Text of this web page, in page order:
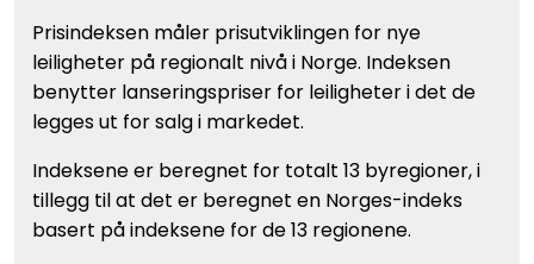
Prisindeksen måler prisutviklingen for nye
leiligheter på regionalt nivå i Norge. Indeksen
benytter lanseringspriser for leiligheter i det de
legges ut for salg i markedet.
Indeksene er beregnet for totalt 13 byregioner, i
tillegg til at det er beregnet en Norges-indeks
basert på indeksene for de 13 regionene.